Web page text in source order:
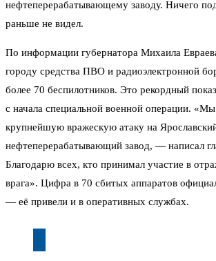
нефтеперерабатывающему заводу. Ничего
раньше не видел.
По информации губернатора Михаила
городу средства ПВО и радиоэлектронной
более 70 беспилотников. Это рекордный
с начала специальной военной операции.
крупнейшую вражескую атаку на
нефтеперерабатывающий завод, — написал
Благодарю всех, кто принимал участие в
врага». Цифра в 70 сбитых аппаратов
— её привели и в оперативных службах.